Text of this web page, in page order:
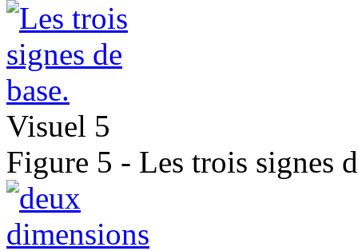
Visuel 5
Figure 5 - Les trois signes